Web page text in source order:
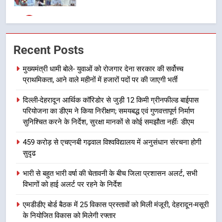
7
उत्तराखंड समाचार
भारी बारिश का अलर्ट! 6 अगस्त को
देहरादून में स्कूल बंद
उत्तराखंड समाचार
1
मुख्यमंत्री धामी बोले- युवाओं को रोजगार
देना सरकार की सर्वोच्च प्राथमिकता, आने
भर्ती
Recent Posts
मुख्यमंत्री धामी बोले- युवाओं को रोजगार देना सरकार की सर्वोच्च
प्राथमिकता, आने वाले महीनों में हजारों पदों पर की जाएगी भर्ती
दिल्ली-देहरादून आर्थिक कॉरिडोर से जुड़ी 12 किमी ग्रीनफील्ड बाईपास
परियोजना का डीएम ने किया निरीक्षण; समयबद्ध एवं गुणवत्तापूर्ण निर्माण
सुनिश्चित करने के निर्देश, सुरक्षा मानकों से कोई समझौता नहींः डीएम
459 करोड़ से एचएनबी गढ़वाल विश्वविद्यालय में अनुसंधान संरचना होगी
सुदृढ
भारी से बहुत भारी वर्षा की चेतावनी के बीच जिला प्रशासन अलर्ट, सभी
विभागों को हाई अलर्ट पर रहने के निर्देश
एमडीडीए बोर्ड बैठक में 25 विकास प्रस्तावों को मिली मंजूरी, देहरादून-मसूरी
के नियोजित विकास को मिलेगी रफ्तार